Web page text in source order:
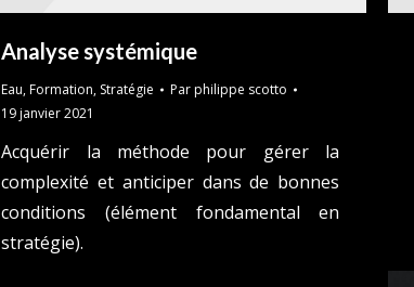
Analyse systémique
Eau, Formation, Stratégie Par philippe scotto
19 janvier 2021
Acquérir la méthode pour gérer la
complexité et anticiper dans de bonnes
conditions (élément fondamental en
stratégie).